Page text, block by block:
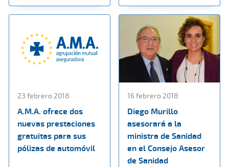
23 febrero 2018
A.M.A. ofrece dos
nuevas prestaciones
gratuitas para sus
pólizas de automóvil
16 febrero 2018
Diego Murillo
asesorará a la
ministra de Sanidad
en el Consejo Asesor
de Sanidad